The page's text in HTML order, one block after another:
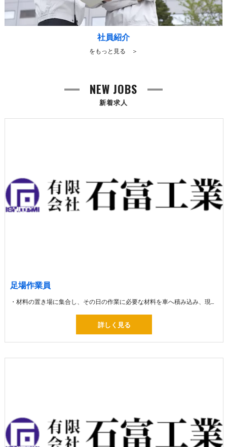
社員紹介
をもっと見る ＞
新着求人
NEW JOBS
足場作業員
・材料の置き場に集合し、その日の作業に必要な材料を車へ積み込み、現場へ出発します。 ・材料を車から下ろして組み立ての作業 ・組み立てた足場を片付ける解体の作業
詳しく見る